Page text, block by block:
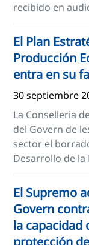
recibido en
El Plan
Producción
entra en su
30 septiembre
La Conselleria
del Govern de
sector el
Desarrollo de la
El Supremo
Govern
la capacidad
protección